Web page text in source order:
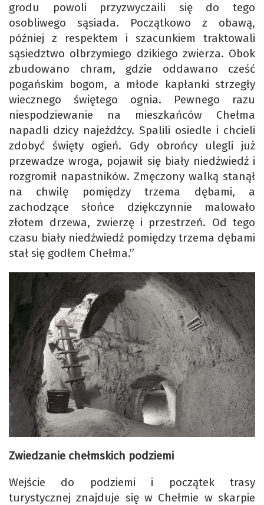
grodu powoli przyzwyczaili się do tego
osobliwego sąsiada. Początkowo z obawą,
później z respektem i szacunkiem traktowali
sąsiedztwo olbrzymiego dzikiego zwierza. Obok
zbudowano chram, gdzie oddawano cześć
pogańskim bogom, a młode kapłanki strzegły
wiecznego świętego ognia. Pewnego razu
niespodziewanie na mieszkańców Chełma
napadli dzicy najeźdźcy. Spalili osiedle i chcieli
zdobyć święty ogień. Gdy obrońcy ulegli już
przewadze wroga, pojawił się biały niedźwiedź i
rozgromił napastników. Zmęczony walką stanął
na chwilę pomiędzy trzema dębami, a
zachodzące słońce dziękczynnie malowało
złotem drzewa, zwierzę i przestrzeń. Od tego
czasu biały niedźwiedź pomiędzy trzema dębami
stał się godłem Chełma.”
Zwiedzanie chełmskich podziemi
Wejście do podziemi i początek trasy
turystycznej znajduje się w Chełmie w skarpie